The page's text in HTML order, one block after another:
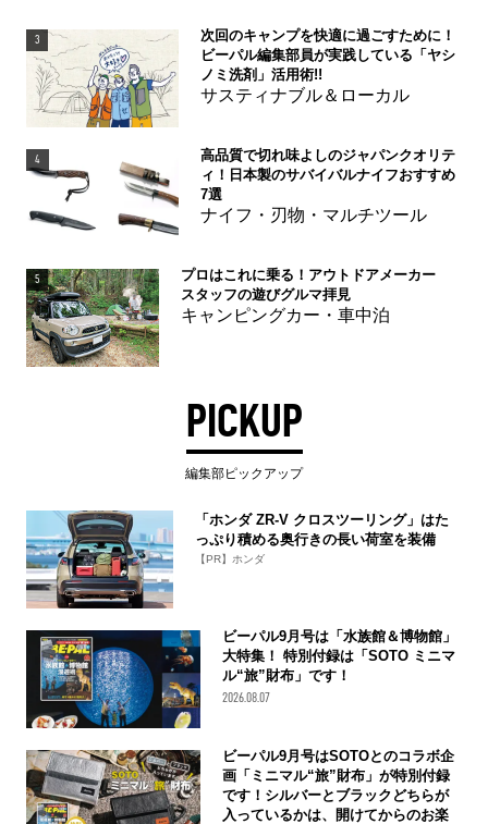
3
次回のキャンプを快適に過ごすために！
ビーパル編集部員が実践している「ヤシ
ノミ洗剤」活用術!!
サスティナブル＆ローカル
4
高品質で切れ味よしのジャパンクオリテ
ィ！日本製のサバイバルナイフおすすめ
7選
ナイフ・刃物・マルチツール
5
プロはこれに乗る！アウトドアメーカー
スタッフの遊びグルマ拝見
キャンピングカー・車中泊
PICKUP
編集部ピックアップ
「ホンダ ZR-V クロスツーリング」はた
っぷり積める奥行きの長い荷室を装備
【PR】ホンダ
ビーパル9月号は「水族館＆博物館」
大特集！ 特別付録は「SOTO ミニマ
ル“旅”財布」です！
2026.08.07
ビーパル9月号はSOTOとのコラボ企
画「ミニマル“旅”財布」が特別付録
です！シルバーとブラックどちらが
入っているかは、開けてからのお楽